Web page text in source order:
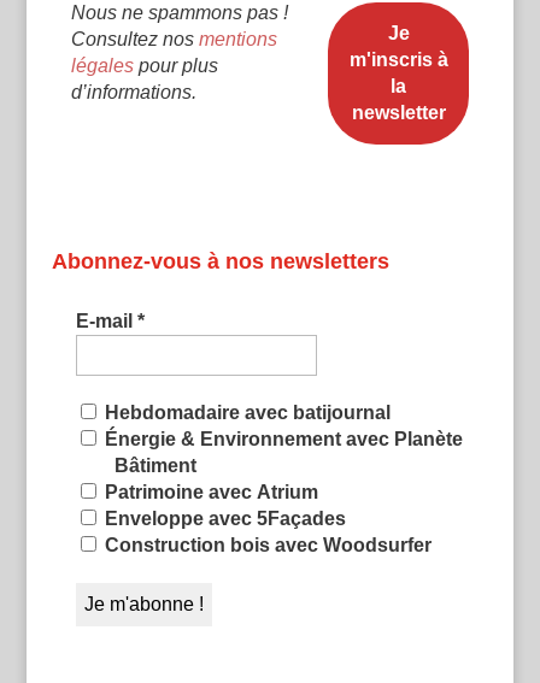
Nous ne spammons pas !
Consultez nos mentions
légalespour plus
d’informations.
Abonnez-vous à nos newsletters
E-mail *
Hebdomadaire avec batijournal
Énergie & Environnement avec Planète
Bâtiment
Patrimoine avec Atrium
Enveloppe avec 5Façades
Construction bois avec Woodsurfer